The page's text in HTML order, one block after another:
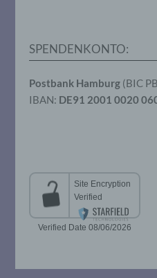
SPENDENKONTO:
Postbank Hamburg (BIC
IBAN: DE91 2001 0020
juristische
oder andere
verarbeitet.
juristische
oder andere
Daten
davon, ob es
handelt oder
Rahmen eines
Mitgliedstaaten